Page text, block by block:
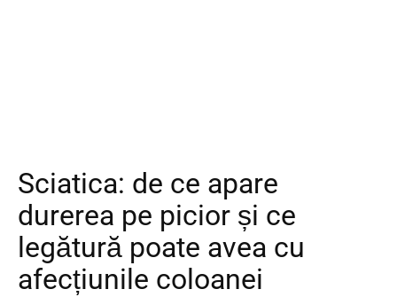
Sciatica: de ce apare
durerea pe picior și ce
legătură poate avea cu
afecțiunile coloanei